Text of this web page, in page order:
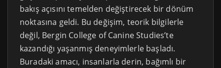
bakış açısını temelden değiştirecek bir dönüm
noktasına geldi. Bu değişim, teorik bilgilerle
değil, Bergin College of Canine Studies’te
kazandığı yaşanmış deneyimlerle başladı.
Buradaki amacı, insanlarla derin, bağımlı bir